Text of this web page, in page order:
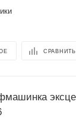
СРАВНИТЬ